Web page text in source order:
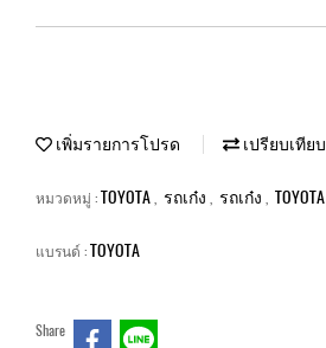
เพิ่มรายการโปรด เปรียบเทียบ
หมวดหมู่ :TOYOTA รถเก๋ง รถเก๋ง TOYOTA
แบรนด์ :TOYOTA
Share